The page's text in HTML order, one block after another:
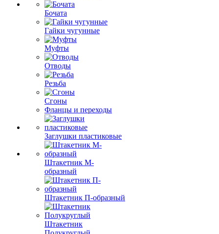
Бочата
Гайки чугунные
Муфты
Отводы
Резьба
Сгоны
Фланцы и переходы
Заглушки пластиковые
Штакетник М-
образный
Штакетник П-образный
Штакетник